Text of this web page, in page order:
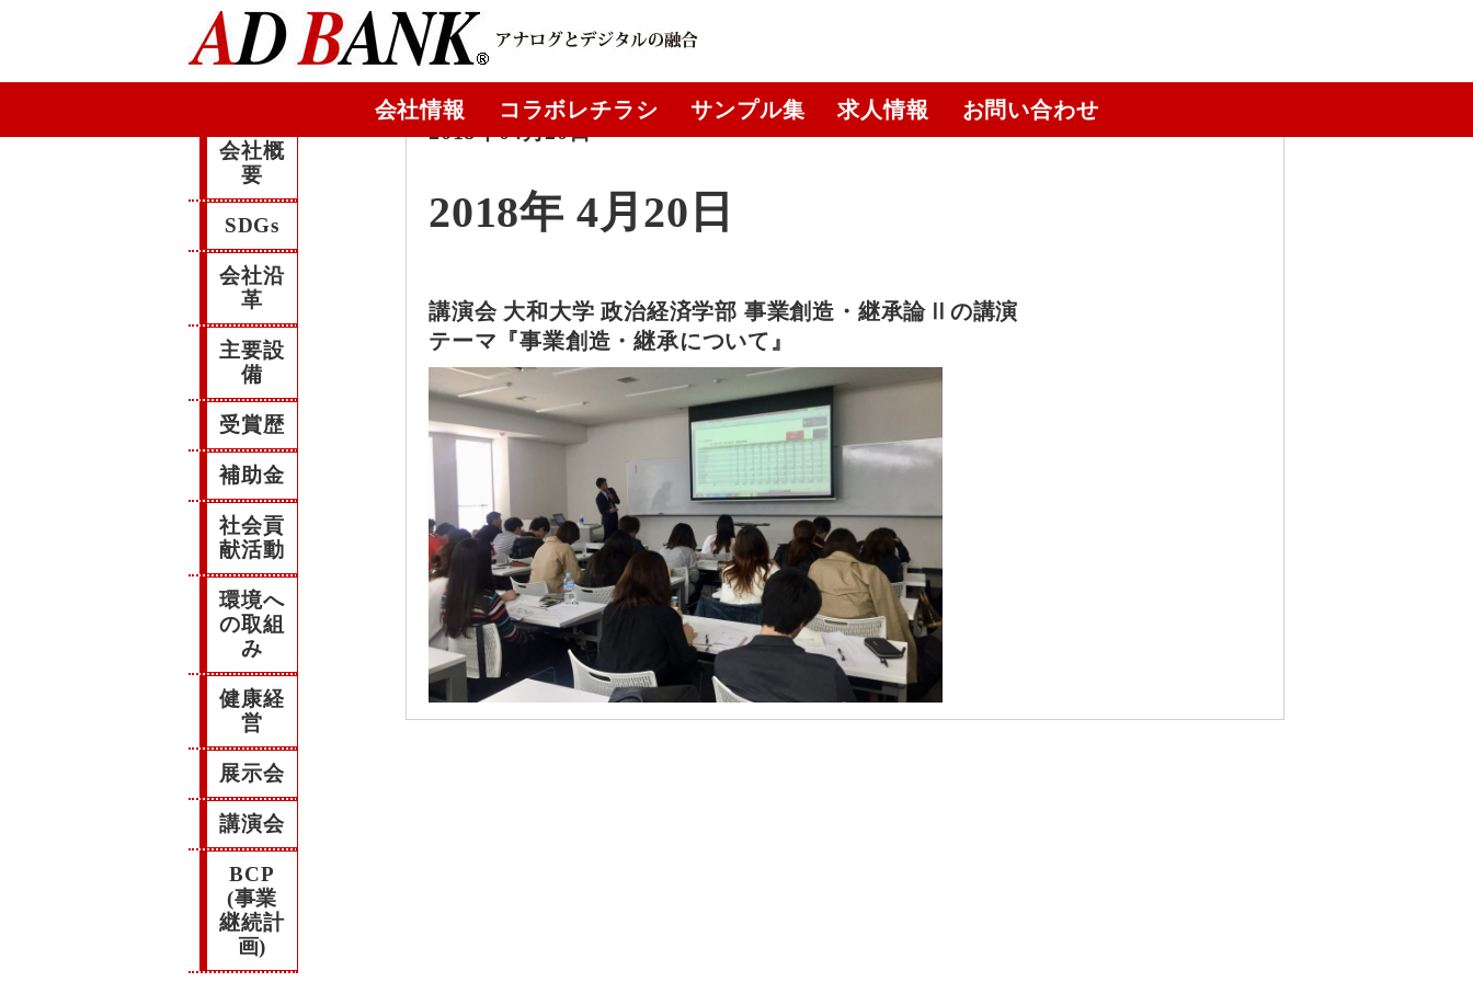
会社情報 コラボレチラシ サンプル集 求人情報 お問い合わせ
会社概
要
SDGs
会社沿
革
主要設
備
受賞歴
補助金
社会貢
献活動
環境へ
の取組
み
健康経
営
展示会
講演会
BCP
(事業
継続計
画)
2018年04月20日
2018年 4月20日
講演会 大和大学 政治経済学部 事業創造・継承論Ⅱの講演
テーマ『事業創造・継承について』